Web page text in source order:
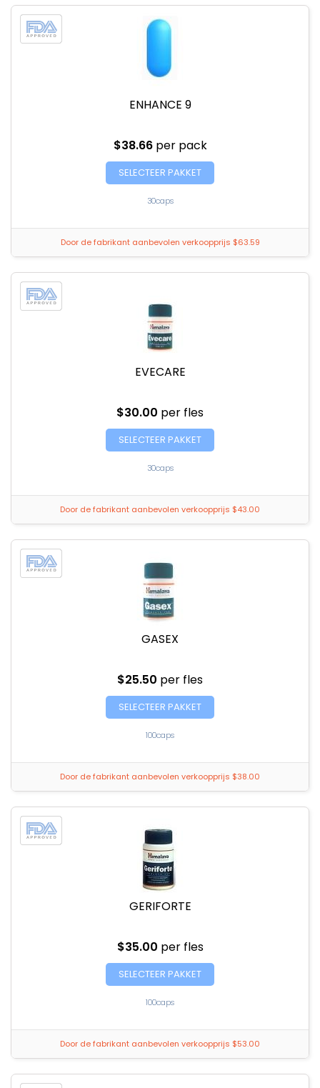
ENHANCE 9
$38.66 per pack
SELECTEER PAKKET
30caps
Door de fabrikant aanbevolen verkoopprijs $63.59
EVECARE
$30.00 per fles
SELECTEER PAKKET
30caps
Door de fabrikant aanbevolen verkoopprijs $43.00
GASEX
$25.50 per fles
SELECTEER PAKKET
100caps
Door de fabrikant aanbevolen verkoopprijs $38.00
GERIFORTE
$35.00 per fles
SELECTEER PAKKET
100caps
Door de fabrikant aanbevolen verkoopprijs $53.00